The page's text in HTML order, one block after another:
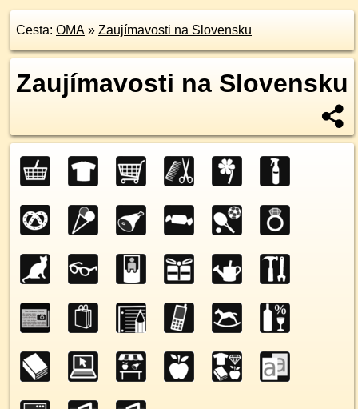
Cesta: OMA » Zaujímavosti na Slovensku
Zaujímavosti na Slovensku